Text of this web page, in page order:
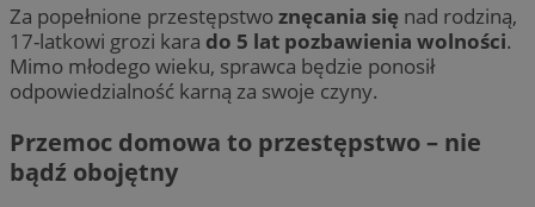
Za popełnione przestępstwoznęcania się nad rodziną,
17-latkowi grozi kara do 5 lat pozbawienia wolności.
Mimo młodego wieku, sprawca będzie ponosił
odpowiedzialność karną za swoje czyny.
Przemoc domowa to przestępstwo – nie
bądź obojętny